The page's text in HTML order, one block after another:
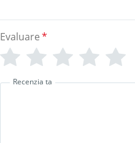
Evaluare*
Recenzia ta